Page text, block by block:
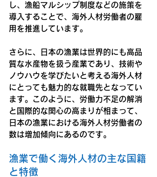
し、漁船マルシップ制度などの施策を
導入することで、海外人材労働者の雇
用を推進しています。
さらに、日本の漁業は世界的にも高品
質な水産物を扱う産業であり、技術や
ノウハウを学びたいと考える海外人材
にとっても魅力的な就職先となってい
ます。このように、労働力不足の解消
と国際的な関心の高まりが相まって、
日本の漁業における海外人材労働者の
数は増加傾向にあるのです。
漁業で働く海外人材の主な国籍
と特徴